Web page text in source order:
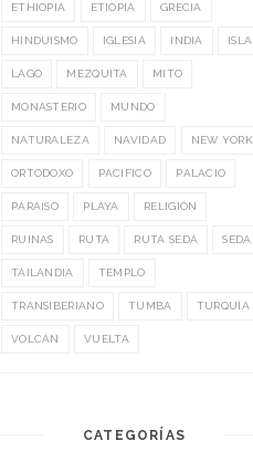
ETHIOPIA ETIOPIA GRECIA
HINDUISMO IGLESIA INDIA ISLA
LAGO MEZQUITA MITO
MONASTERIO MUNDO
NATURALEZA NAVIDAD NEW YORK
ORTODOXO PACIFICO PALACIO
PARAISO PLAYA RELIGIÓN
RUINAS RUTA RUTA SEDA SEDA
TAILANDIA TEMPLO
TRANSIBERIANO TUMBA TURQUÍA
VOLCÁN VUELTA
CATEGORÍAS